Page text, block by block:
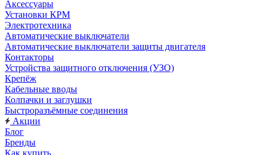
Аксессуары
Установки КРМ
Электротехника
Автоматические выключатели
Автоматические выключатели защиты двигателя
Контакторы
Устройства защитного отключения (УЗО)
Крепёж
Кабельные вводы
Колпачки и заглушки
Быстроразъёмные соединения
Акции
Блог
Бренды
Как купить